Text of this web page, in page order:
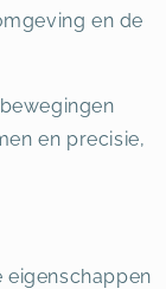
en de
en precisie,
eigenschappen